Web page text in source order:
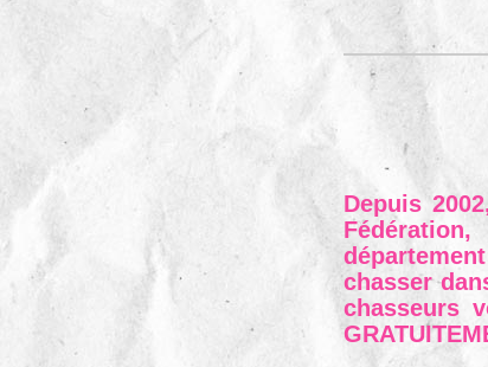
Depuis
chasser
chasseurs